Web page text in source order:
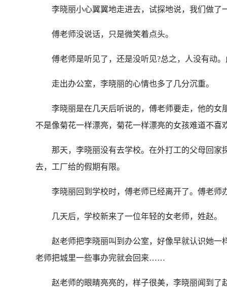
李晓丽小心翼翼地走进去，试探地说，我们做了
傅老师没说话，只是微笑着点头。
傅老师是听见了，还是没听见?总之，人没有动。
走出办公室，李晓丽的心情也多了几分沉重。
李晓丽是在几天后听说的，傅老师要走，他的女
不是像菊花一样漂亮，菊花一样漂亮的女孩难道不喜
那天，李晓丽没有去学校。在外打工的父母回家
去，工厂给的假期有限。
李晓丽回到学校时，傅老师已经离开了。傅老师
几天后，学校新来了一位年轻的女老师，姓赵。
赵老师把李晓丽叫到办公室，好像早就认识她一
老师把城里一些事办完就会回来……
赵老师的眼睛亮亮的，样子很美，李晓丽闻到了